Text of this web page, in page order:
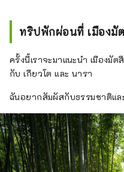
ประสบความ
โดะและนำคว
ทริปพักผ่อนที่ เมืองมั
ครั้งนี้เราจะมาแนะนำ เมืองมั
กับ เกียวโต และ นารา
ฉันอยากสัมผัสกับธรรมชาติแ